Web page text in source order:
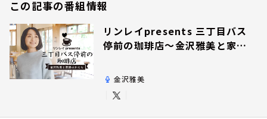
この記事の番組情報
リンレイpresents 三丁目バス
停前の珈琲店～金沢雅美と家族
金沢雅美